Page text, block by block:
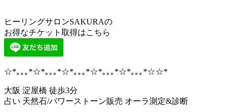
ヒーリングサロンSAKURAの
お得なチケット取得はこちら
☆*｡｡｡*☆*｡｡｡*☆*｡｡｡*☆*｡｡｡*☆*｡｡｡*☆☆*
大阪 淀屋橋 徒歩3分
占い 天然石/パワーストーン販売 オーラ測定&診断